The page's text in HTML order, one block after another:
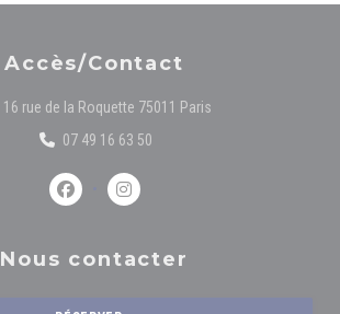
Accès/Contact
16 rue de la Roquette 75011 Paris((ouvre une
07 49 16 63 50
Facebook ((ouvre une nouvelle fenêtre))
Instagram ((ouvre une
Nous contacter